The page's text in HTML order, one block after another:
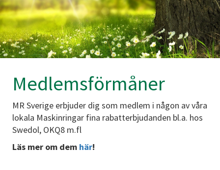
Medlemsförmåner
MR Sverige erbjuder dig som medlem i någon av våra
lokala Maskinringar fina rabatterbjudanden bl.a. hos
Swedol, OKQ8 m.fl
Läs mer om dem här!